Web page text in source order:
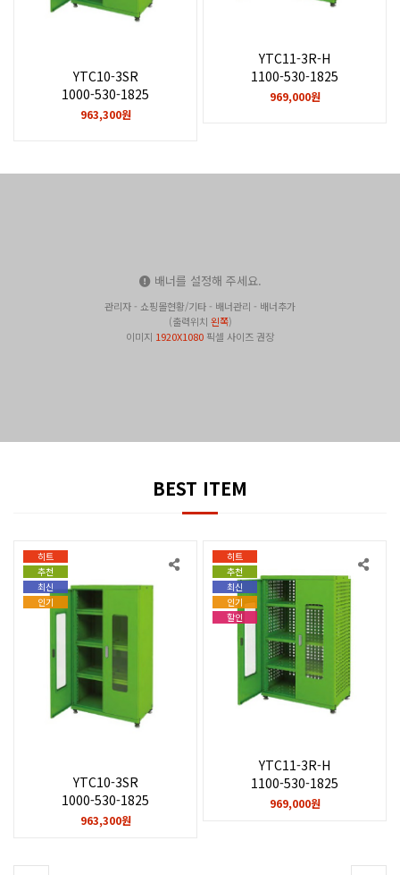
YTC10-3SR
1000-530-1825
963,300원
YTC11-3R-H
1100-530-1825
969,000원
배너를 설정해 주세요.
관리자 - 쇼핑몰현황/기타 - 배너관리 - 배너추가
(출력위치 왼쪽)
이미지 1920X1080 픽셀 사이즈 권장
BEST ITEM
히트
추천
최신
인기
YTC10-3SR
1000-530-1825
963,300원
히트
추천
최신
인기
할인
YTC11-3R-H
1100-530-1825
969,000원